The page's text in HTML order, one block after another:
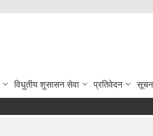
विधुतीय शुसासन सेवा प्रतिवेदन